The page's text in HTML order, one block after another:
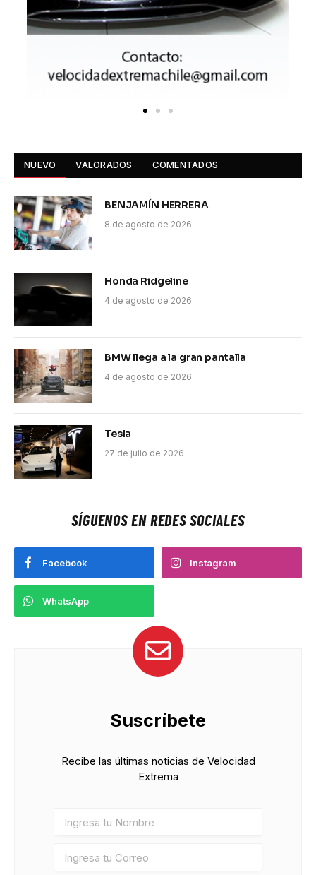
NUEVO VALORADOS COMENTADOS
BENJAMÍN HERRERA
8 de agosto de 2026
Honda Ridgeline
4 de agosto de 2026
BMW llega a la gran pantalla
4 de agosto de 2026
Tesla
27 de julio de 2026
SÍGUENOS EN REDES SOCIALES
Facebook Instagram
WhatsApp
Suscríbete
Recibe las últimas noticias de Velocidad
Extrema